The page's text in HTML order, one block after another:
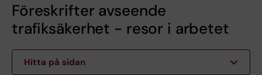
Föreskrifter avseende
trafiksäkerhet - resor i arbetet
Hitta på sidan